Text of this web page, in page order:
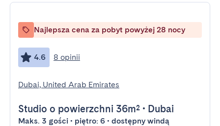
Najlepsza cena za pobyt powyżej 28 nocy
4.6 8 opinii
Dubai, United Arab Emirates
Studio o powierzchni 36m² • Dubai
Maks. 3 gości • piętro: 6 • dostępny windą